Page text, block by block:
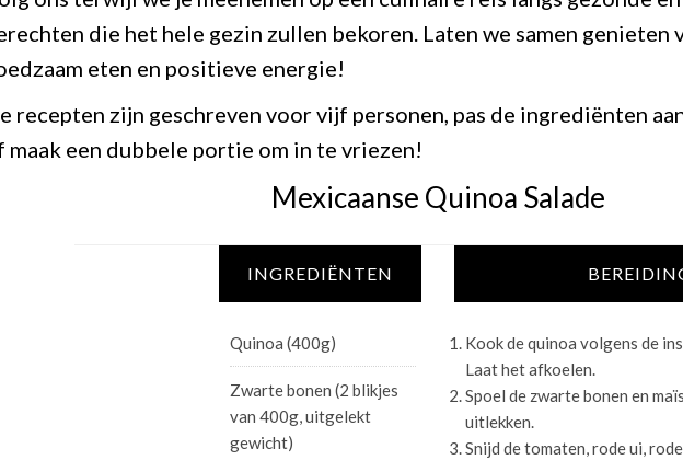
die het hele gezin zullen bekoren. Laten we samen genieten
eten en positieve energie!
recepten zijn geschreven voor vijf personen, pas de ingrediënten
maak een dubbele portie om in te vriezen!
Mexicaanse Quinoa Salade
INGREDIËNTEN
Quinoa (400g)
Zwarte bonen (2 blikjes
van 400g, uitgelekt
gewicht)
Kook de quinoa volgens de
Laat het afkoelen.
Spoel de zwarte bonen en
uitlekken.
Snijd de tomaten, rode ui,